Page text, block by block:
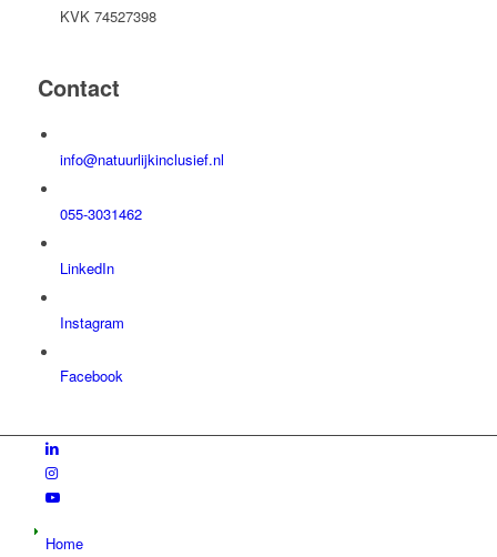
KVK 74527398
Contact
info@natuurlijkinclusief.nl
055-3031462
LinkedIn
Instagram
Facebook
Home